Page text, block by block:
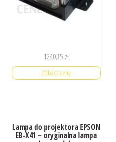
1240,15 zł
Zobacz cenę
Lampa do projektora EPSON
EB-X41 – oryginalna lampa